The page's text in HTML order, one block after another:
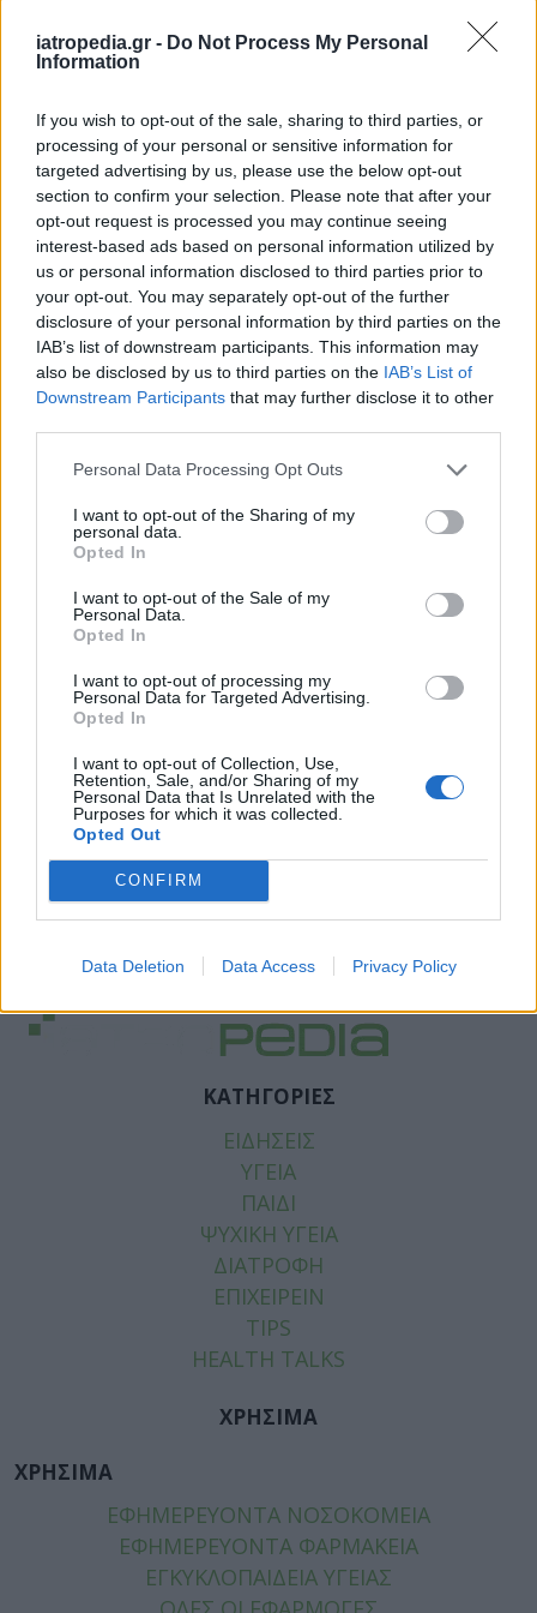
iatropedia.gr - Do Not Process My Personal
Information
If you wish to opt-out of the sale, sharing to third parties, or
processing of your personal or sensitive information for
targeted advertising by us, please use the below opt-out
section to confirm your selection. Please note that after your
opt-out request is processed you may continue seeing
interest-based ads based on personal information utilized by
us or personal information disclosed to third parties prior to
your opt-out. You may separately opt-out of the further
disclosure of your personal information by third parties on the
IAB’s list of downstream participants. This information may
also be disclosed by us to third parties on the IAB’s List of
Downstream Participants that may further disclose it to other
Personal Data Processing Opt Outs
I want to opt-out of the Sharing of my
personal data.
Opted In
I want to opt-out of the Sale of my
Personal Data.
Opted In
I want to opt-out of processing my
Personal Data for Targeted Advertising.
Opted In
I want to opt-out of Collection, Use,
Retention, Sale, and/or Sharing of my
Personal Data that Is Unrelated with the
Purposes for which it was collected.
Opted Out
CONFIRM
Data Deletion Data Access Privacy Policy
ΚΑΤΗΓΟΡΙΕΣ
ΕΙΔΗΣΕΙΣ
ΥΓΕΙΑ
ΠΑΙΔΙ
ΨΥΧΙΚΗ ΥΓΕΙΑ
ΔΙΑΤΡΟΦΗ
ΕΠΙΧΕΙΡΕΙΝ
TIPS
HEALTH TALKS
ΧΡΗΣΙΜΑ
ΧΡΗΣΙΜΑ
ΕΦΗΜΕΡΕΥΟΝΤΑ ΝΟΣΟΚΟΜΕΙΑ
ΕΦΗΜΕΡΕΥΟΝΤΑ ΦΑΡΜΑΚΕΙΑ
ΕΓΚΥΚΛΟΠΑΙΔΕΙΑ ΥΓΕΙΑΣ